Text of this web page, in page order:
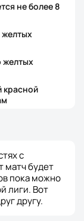
не более8
желтых
желтых
красной
с
матч будет
пока можно
лиги. Вот
другу.